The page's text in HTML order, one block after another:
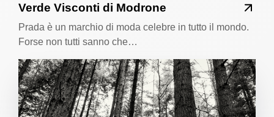
Verde Visconti di Modrone
Prada è un marchio di moda celebre in tutto il mondo.
Forse non tutti sanno che…